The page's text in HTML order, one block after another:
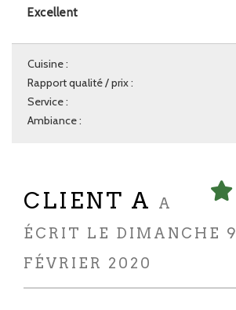
Excellent
Cuisine :
Rapport qualité / prix :
Service :
Ambiance :
CLIENT A
A
ÉCRIT LE DIMANCHE 9
FÉVRIER 2020